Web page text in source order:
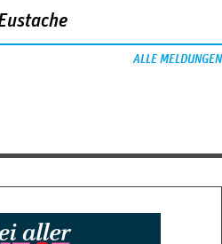
ALLE MELDUNGEN